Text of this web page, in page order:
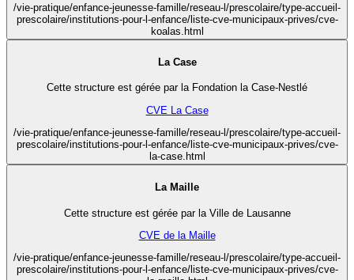
/vie-pratique/enfance-jeunesse-famille/reseau-l/prescolaire/type-accueil-
prescolaire/institutions-pour-l-enfance/liste-cve-municipaux-prives/cve-
koalas.html
La Case
Cette structure est gérée par la Fondation la Case-Nestlé
CVE La Case
/vie-pratique/enfance-jeunesse-famille/reseau-l/prescolaire/type-accueil-
prescolaire/institutions-pour-l-enfance/liste-cve-municipaux-prives/cve-
la-case.html
La Maille
Cette structure est gérée par la Ville de Lausanne
CVE de la Maille
/vie-pratique/enfance-jeunesse-famille/reseau-l/prescolaire/type-accueil-
prescolaire/institutions-pour-l-enfance/liste-cve-municipaux-prives/cve-